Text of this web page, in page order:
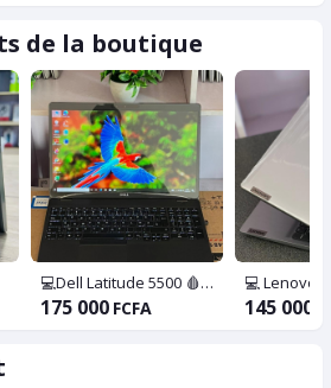
de la boutique
💻Dell Latitude 5500 🩸 Core i5 4.10Ghz 🩸 Écran Full HD 💫Reconnaissance faciale
175 000 FCFA 145 000